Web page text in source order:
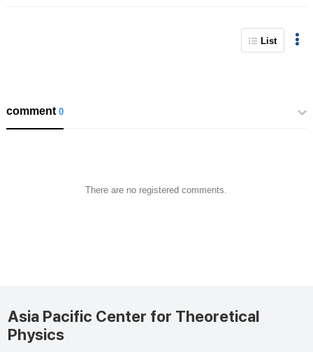
List
comment0
There are no registered comments.
Asia Pacific Center for Theoretical
Physics